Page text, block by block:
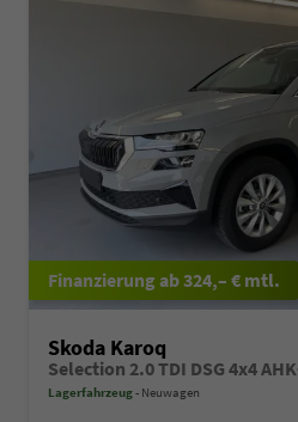
ab 324,– € mtl.
Skoda Karoq
Lagerfahrzeug Neuwagen